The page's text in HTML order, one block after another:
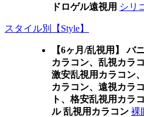
ドロゲル遠視用 シリ
スタイル別【Style】
【6ヶ月/乱視用】 バ
カラコン、乱視カラ
激安乱視用カラコン
カラコン、遠視カラ
ト、格安乱視用カラ
ル 乱視用カラコン 裸